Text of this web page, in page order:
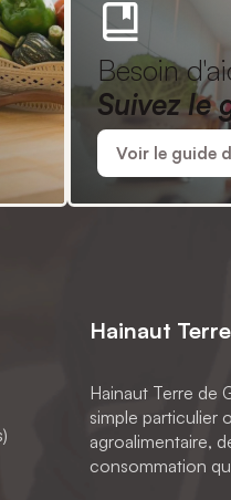
Besoin
Suivez le
Voir le guide
Hainaut
Hainaut Terre de
simple particulier
agroalimentaire,
consommation